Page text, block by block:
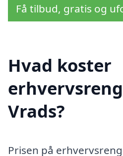
Få tilbud, gratis og
Hvad koster
Vrads?
Prisen på